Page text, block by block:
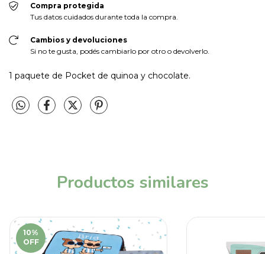
Compra protegida
Tus datos cuidados durante toda la compra.
Cambios y devoluciones
Si no te gusta, podés cambiarlo por otro o devolverlo.
1 paquete de Pocket de quinoa y chocolate.
Productos similares
10%
OFF